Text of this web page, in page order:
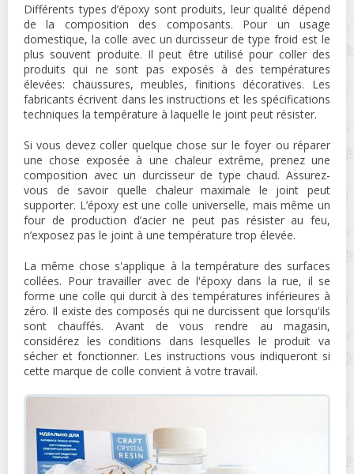
Différents types d’époxy sont produits, leur qualité dépend
de la composition des composants. Pour un usage
domestique, la colle avec un durcisseur de type froid est le
plus souvent produite. Il peut être utilisé pour coller des
produits qui ne sont pas exposés à des températures
élevées: chaussures, meubles, finitions décoratives. Les
fabricants écrivent dans les instructions et les spécifications
techniques la température à laquelle le joint peut résister.
Si vous devez coller quelque chose sur le foyer ou réparer
une chose exposée à une chaleur extrême, prenez une
composition avec un durcisseur de type chaud. Assurez-
vous de savoir quelle chaleur maximale le joint peut
supporter. L’époxy est une colle universelle, mais même un
four de production d’acier ne peut pas résister au feu,
n’exposez pas le joint à une température trop élevée.
La même chose s'applique à la température des surfaces
collées. Pour travailler avec de l'époxy dans la rue, il se
forme une colle qui durcit à des températures inférieures à
zéro. Il existe des composés qui ne durcissent que lorsqu'ils
sont chauffés. Avant de vous rendre au magasin,
considérez les conditions dans lesquelles le produit va
sécher et fonctionner. Les instructions vous indiqueront si
cette marque de colle convient à votre travail.